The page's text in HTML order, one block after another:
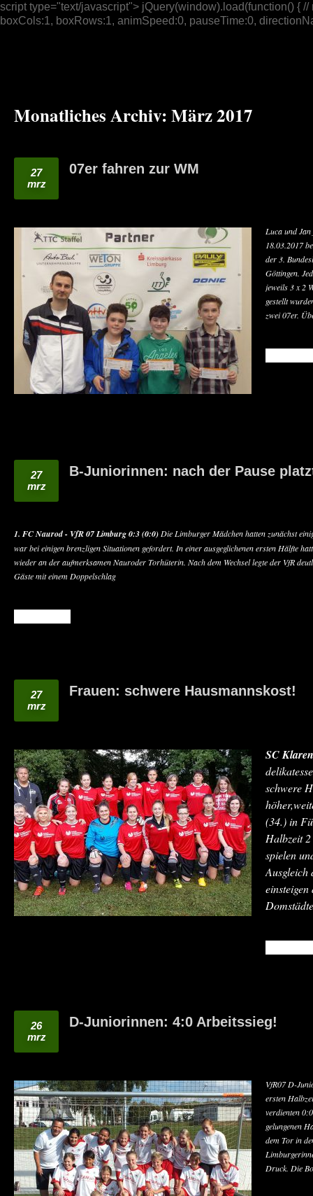
script type="text/javascript"> jQuery(window).load(function() {
boxCols:1, boxRows:1, animSpeed:0, pauseTime:0,
Monatliches Archiv:März 2017
27
mrz
07er fahren zur WM
Luca und
18.03.2017
der 3.
Göttingen.
jeweils 3 x 2
gestellt
zwei 07er.
27
mrz
B-Juniorinnen: nach der Pause
1. FC Naurod - VfR 07 Limburg 0:3 (0:0) Die Limburger Mädchen hatten zunächst
war bei einigen brenzligen Situationen gefordert. In einer ausgeglichenen ersten Hälfte
wieder an der aufmerksamen Nauroder Torhüterin. Nach dem Wechsel legte der VfR
Gäste mit einem Doppelschlag
27
mrz
Frauen: schwere Hausmannskost!
SC
schwere
(34.) in
Halbzeit
spielen
Ausgleich
26
mrz
D-Juniorinnen: 4:0 Arbeitssieg!
VfR07 D-
ersten
verdienten
gelungenen
dem Tor in
Druck. Die